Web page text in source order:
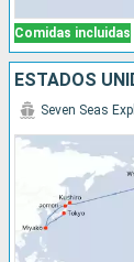
Comidas incluidas
ESTADOS
Seven Seas